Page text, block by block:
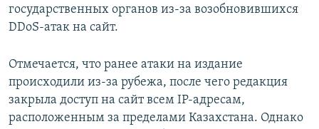
государственных органов из-за возобновившихся
DDoS-атак на сайт.
Отмечается, что ранее атаки на издание
происходили из-за рубежа, после чего редакция
закрыла доступ на сайт всем IP-адресам,
расположенным за пределами Казахстана. Однако